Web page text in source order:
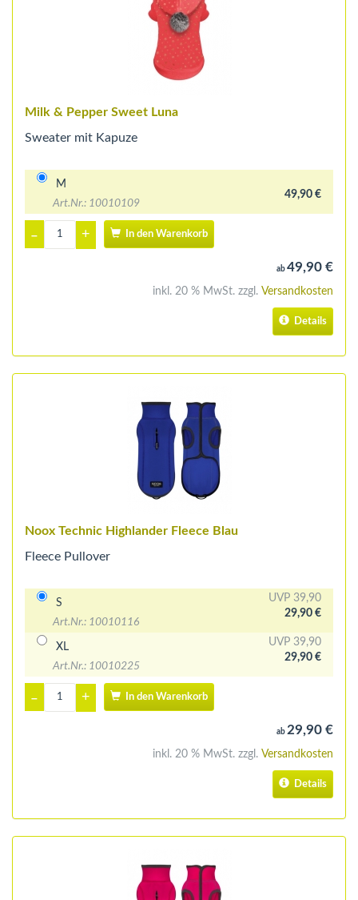
Milk & Pepper Sweet Luna
Sweater mit Kapuze
M
Art.Nr.: 10010109
49,90 €
– + In den Warenkorb
ab 49,90 €
inkl. 20 % MwSt. zzgl. Versandkosten
Details
Noox Technic Highlander Fleece Blau
Fleece Pullover
S
Art.Nr.: 10010116
UVP 39,90
29,90 €
XL
Art.Nr.: 10010225
UVP 39,90
29,90 €
– + In den Warenkorb
ab 29,90 €
inkl. 20 % MwSt. zzgl. Versandkosten
Details